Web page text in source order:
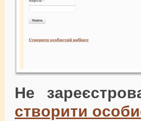
Не
створити